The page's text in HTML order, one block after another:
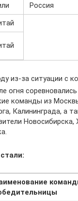
Россия
из-за ситуации с
огня
команды из
Калининграда, а
Новосибирска,